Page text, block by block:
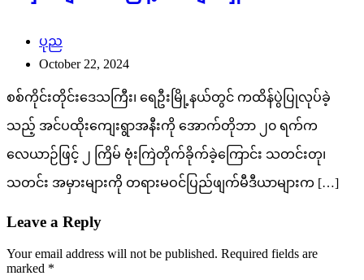
ပုည
October 22, 2024
စစ်ကိုင်းတိုင်းဒေသကြီး၊ ရေဦးမြို့နယ်တွင် ကထိန်ပွဲပြုလုပ်ခဲ့
သည့် အင်ပထိုးကျေးရွာအနီးကို အောက်တိုဘာ ၂၀ ရက်က
လေယာဉ်ဖြင့် ၂ ကြိမ် ဗုံးကြဲတိုက်ခိုက်ခဲ့ကြောင်း သတင်းတု၊
သတင်း အမှားများကို တရားမဝင်ပြည်ဖျက်မီဒီယာများက […]
Leave a Reply
Your email address will not be published. Required fields are
marked *